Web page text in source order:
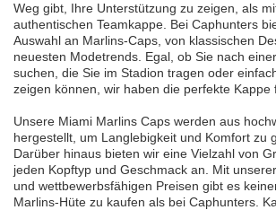
Weg gibt, Ihre Unterstützung zu zeigen, als
authentischen Teamkappe. Bei Caphunters
Auswahl an Marlins-Caps, von klassischen
neuesten Modetrends. Egal, ob Sie nach
suchen, die Sie im Stadion tragen oder
zeigen können, wir haben die perfekte Kappe
Unsere Miami Marlins Caps werden aus
hergestellt, um Langlebigkeit und Komfort zu
Darüber hinaus bieten wir eine Vielzahl von
jeden Kopftyp und Geschmack an. Mit
und wettbewerbsfähigen Preisen gibt es
Marlins-Hüte zu kaufen als bei Caphunters.